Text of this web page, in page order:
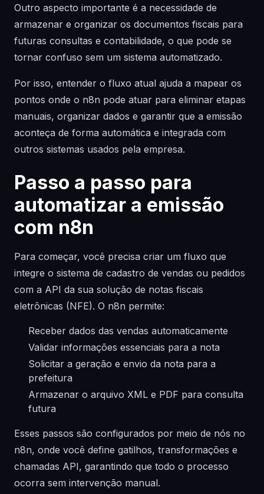
Outro aspecto importante é a necessidade de
armazenar e organizar os documentos fiscais para
futuras consultas e contabilidade, o que pode se
tornar confuso sem um sistema automatizado.
Por isso, entender o fluxo atual ajuda a mapear os
pontos onde o n8n pode atuar para eliminar etapas
manuais, organizar dados e garantir que a emissão
aconteça de forma automática e integrada com
outros sistemas usados pela empresa.
Passo a passo para
automatizar a emissão
com n8n
Para começar, você precisa criar um fluxo que
integre o sistema de cadastro de vendas ou pedidos
com a API da sua solução de notas fiscais
eletrônicas (NFE). O n8n permite:
Receber dados das vendas automaticamente
Validar informações essenciais para a nota
Solicitar a geração e envio da nota para a
prefeitura
Armazenar o arquivo XML e PDF para consulta
futura
Esses passos são configurados por meio de nós no
n8n, onde você define gatilhos, transformações e
chamadas API, garantindo que todo o processo
ocorra sem intervenção manual.